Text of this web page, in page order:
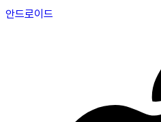
안드로이드